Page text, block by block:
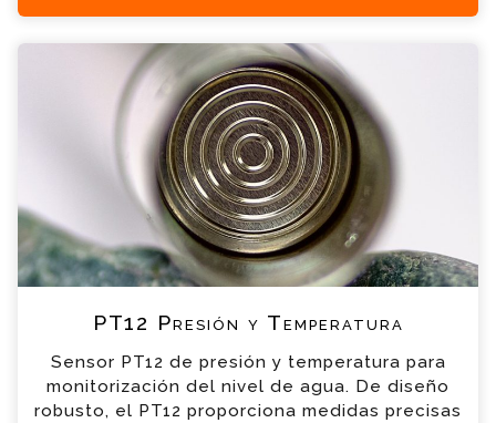
+34 935 900 007
PT12 Presión y Temperatura
Sensor PT12 de presión y temperatura para
monitorización del nivel de agua. De diseño
robusto, el PT12 proporciona medidas precisas
PT12 Presión y Temperatura Consulta
Por favor completa el formulario, un miembro
de nuestro equipo contactara contigo en
breve
Empresa
*